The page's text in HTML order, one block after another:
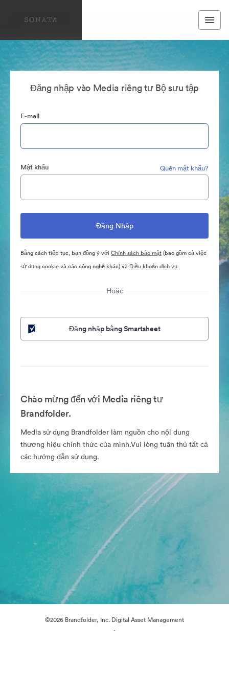
Đăng nhập vào Media riêng tư Bộ sưu tập
E-mail
Mật khẩu Quên mật khẩu?
Bằng cách tiếp tục, bạn đồng ý với Chính sách bảo mật(bao gồm cả việc
sử dụng cookie và các công nghệ khác) và Điều khoản dịch vụ
Hoặc
Đăng nhập bằng Smartsheet
Chào mừng đến với Media riêng tư
Brandfolder.
Media sử dụng Brandfolder làm nguồn cho nội dung
thương hiệu chính thức của mình.Vui lòng tuân thủ tất cả
các hướng dẫn sử dụng.
©2026 Brandfolder, Inc. Digital Asset Management
·